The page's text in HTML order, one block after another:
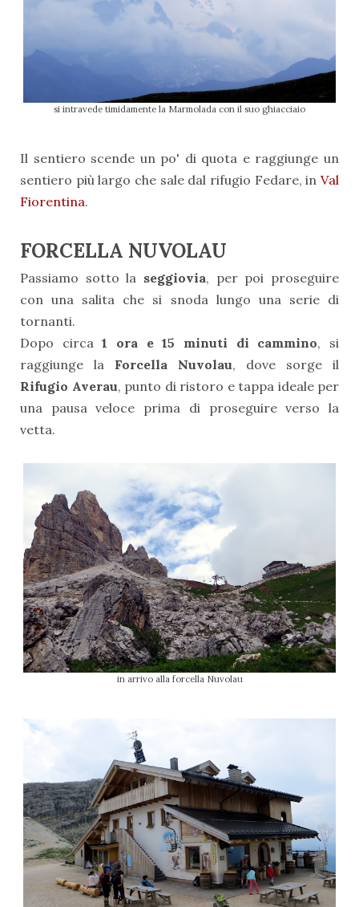
si intravede timidamente la Marmolada con il suo ghiacciaio
Il sentiero scende un po' di quota e raggiunge un
sentiero più largo che sale dal rifugio Fedare, in Val
Fiorentina.
FORCELLA NUVOLAU
Passiamo sotto la seggiovia, per poi proseguire
con una salita che si snoda lungo una serie di
tornanti.
Dopo circa1 ora e 15 minuti di cammino, si
raggiunge la Forcella Nuvolau, dove sorge il
Rifugio Averau, punto di ristoro e tappa ideale per
una pausa veloce prima di proseguire verso la
vetta.
in arrivo alla forcella Nuvolau